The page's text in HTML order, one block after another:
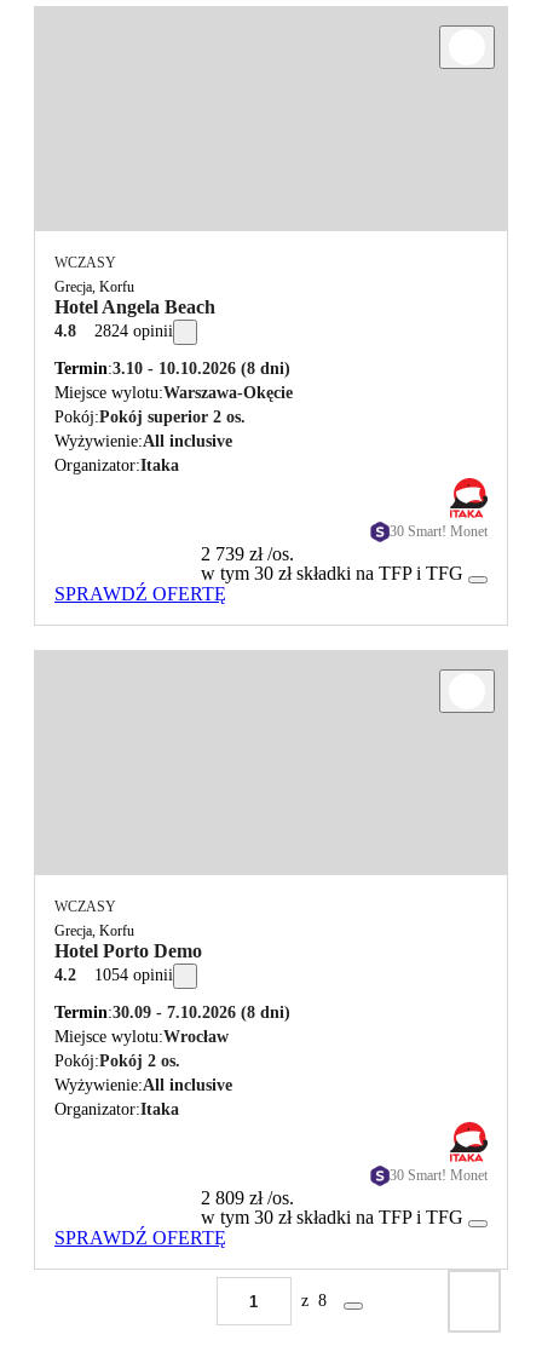
WCZASY
Grecja, Korfu
Hotel Angela Beach
4.8 2824 opinii
Termin 3.10 - 10.10.2026 (8 dni)
Miejsce wylotu Warszawa-Okęcie
Pokój Pokój superior 2 os.
Wyżywienie All inclusive
Organizator Itaka
30 Smart! Monet
2 739 zł/os.
w tym 30 zł składki na TFP i TFG
SPRAWDŹ OFERTĘ
WCZASY
Grecja, Korfu
Hotel Porto Demo
4.2 1054 opinii
Termin 30.09 - 7.10.2026 (8 dni)
Miejsce wylotu Wrocław
Pokój Pokój 2 os.
Wyżywienie All inclusive
Organizator Itaka
30 Smart! Monet
2 809 zł/os.
w tym 30 zł składki na TFP i TFG
SPRAWDŹ OFERTĘ
z 8